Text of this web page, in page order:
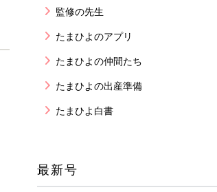
監修の先生
たまひよのアプリ
たまひよの仲間たち
たまひよの出産準備
たまひよ白書
最新号